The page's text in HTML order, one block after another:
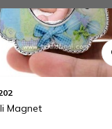
Magnet